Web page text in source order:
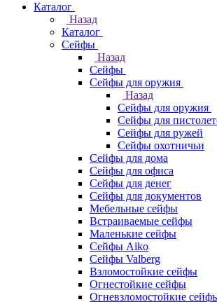
Каталог
Назад
Каталог
Cейфы
Назад
Cейфы
Cейфы для оружия
Назад
Cейфы для оружия
Сейфы для
Сейфы для ружей
Сейфы охотничьи
Cейфы для дома
Cейфы для офиса
Сейфы для денег
Сейфы для документов
Мебельные сейфы
Встраиваемые сейфы
Маленькие сейфы
Сейфы Aiko
Сейфы Valberg
Взломостойкие сейфы
Огнестойкие сейфы
Огневзломостойкие